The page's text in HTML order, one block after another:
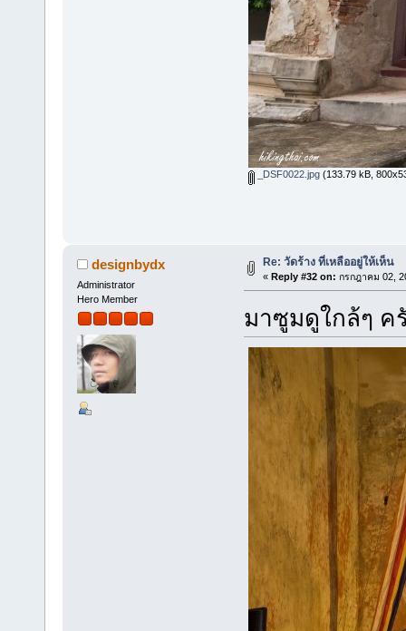
_DSF0022.jpg(133.79 kB,
designbydx
Administrator
Hero Member
Re: วัดร้าง ที่เหลืออยู่ให้เห็น
« Reply #32 on: กรกฎาคม 02,
มาซูมดูใกล้ๆ ค